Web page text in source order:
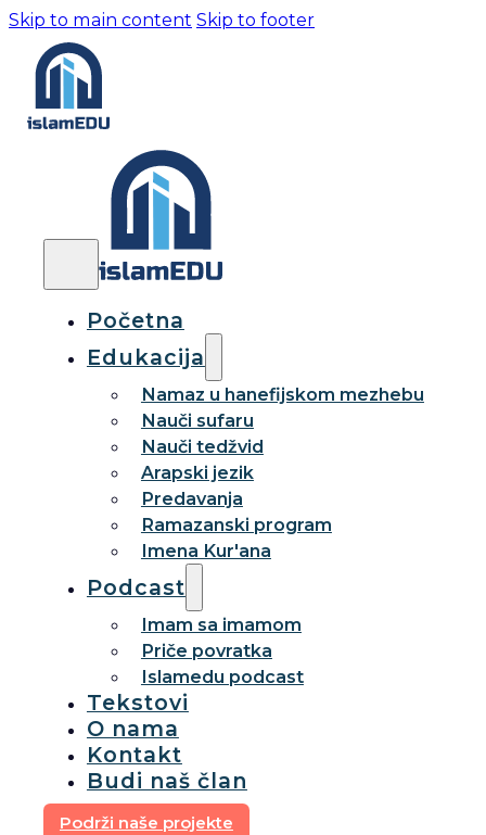
Skip to main content Skip to footer
Početna
Edukacija
Namaz u hanefijskom mezhebu
Nauči sufaru
Nauči tedžvid
Arapski jezik
Predavanja
Ramazanski program
Imena Kur'ana
Podcast
Imam sa imamom
Priče povratka
Islamedu podcast
Tekstovi
O nama
Kontakt
Budi naš član
Podrži naše projekte